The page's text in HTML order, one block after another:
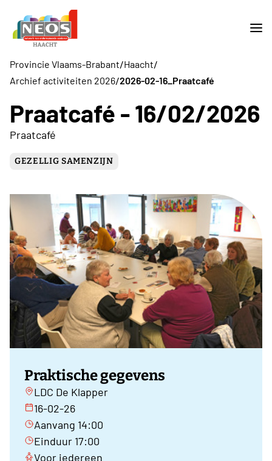
Provincie Vlaams-Brabant/Haacht/
Archief activiteiten 2026/2026-02-16_Praatcafé
Praatcafé - 16/02/2026
Praatcafé
GEZELLIG SAMENZIJN
Praktische gegevens
LDC De Klapper
16-02-26
Aanvang 14:00
Einduur 17:00
Voor iedereen